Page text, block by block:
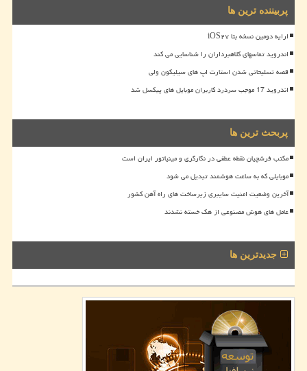
پربیننده ترین ها
ارایه دومین نسخه بتا iOS۲۷
اندروید تماسهای کلاهبرداران را شناسایی می کند
قصه تسلیحاتی شدن استارت اپ های سیلیکون ولی
اندروید 17 موجب سردرد کاربران موبایل های پیکسل شد
پربحث ترین ها
مکتب فرشچیان نقطه عطفی در نگارگری و مینیاتور ایران است
موبایلی که به ساعت هوشمند تبدیل می شود
آخرین وضعیت امنیت سایبری زیرساخت های راه آهن کشور
عامل های هوش مصنوعی از هک خسته نشدند
جدیدترین ها